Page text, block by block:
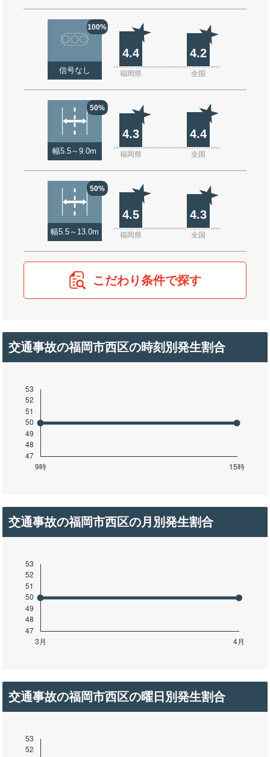
100%
信号なし
4.4 4.2
福岡県 全国
50%
幅5.5～9.0m
4.3 4.4
福岡県 全国
50%
幅5.5～13.0m
4.5 4.3
福岡県 全国
こだわり条件で探す
交通事故の福岡市西区の時刻別発生割合
交通事故の福岡市西区の月別発生割合
交通事故の福岡市西区の曜日別発生割合